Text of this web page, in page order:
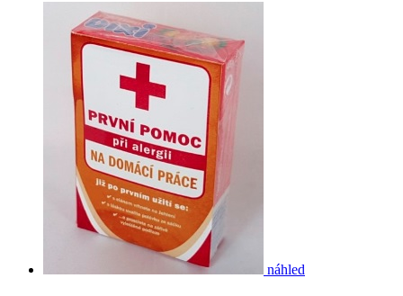
náhled